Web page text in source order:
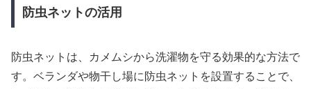
防虫ネットの活用
防虫ネットは、カメムシから洗濯物を守る効果的な方法で
す。ベランダや物干し場に防虫ネットを設置することで、